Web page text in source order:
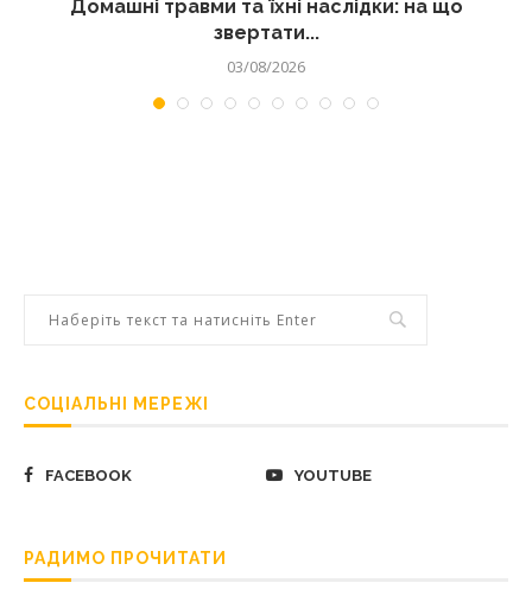
Домашні травми та їхні наслідки: на що
звертати...
03/08/2026
СОЦІАЛЬНІ МЕРЕЖІ
FACEBOOK YOUTUBE
РАДИМО ПРОЧИТАТИ